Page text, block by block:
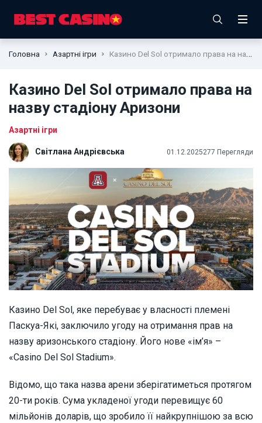
Головна Азартні ігри Казино Del Sol отримало права на назву стадіону Аризони
Казино Del Sol отримало права на
назву стадіону Аризони
Азартні ігри
Світлана Андрієвська 01.12.2025277 Перегляди
Казино Del Sol, яке перебуває у власності племені
Паскуа-Які, заключило угоду на отримання прав на
назву аризонського стадіону. Його нове «ім’я» –
«Casino Del Sol Stadium».
Відомо, що така назва арени зберігатиметься протягом
20-ти років. Сума укладеної угоди перевищує 60
мільйонів доларів, що зробило її найкрупнішою за всю